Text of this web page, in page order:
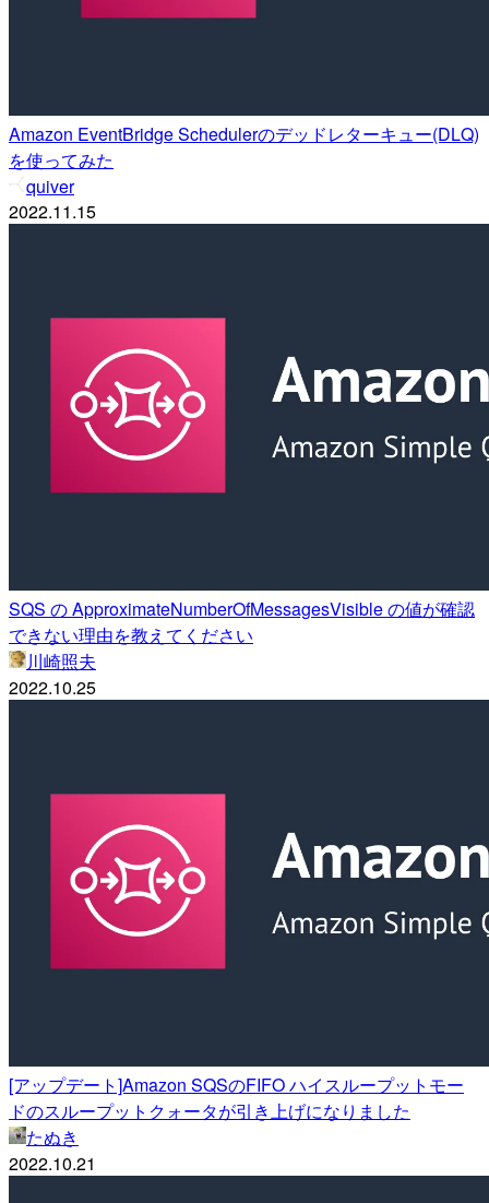
Amazon EventBridge Schedulerのデッドレターキュー(DLQ)
を使ってみた
quiver
2022.11.15
SQS の ApproximateNumberOfMessagesVisible の値が確認
できない理由を教えてください
川崎照夫
2022.10.25
[アップデート]Amazon SQSのFIFO ハイスループットモー
ドのスループットクォータが引き上げになりました
たぬき
2022.10.21